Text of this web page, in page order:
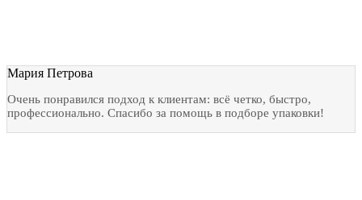
Мария Петрова
Очень понравился подход к клиентам: всё четко, быстро,
профессионально. Спасибо за помощь в подборе упаковки!